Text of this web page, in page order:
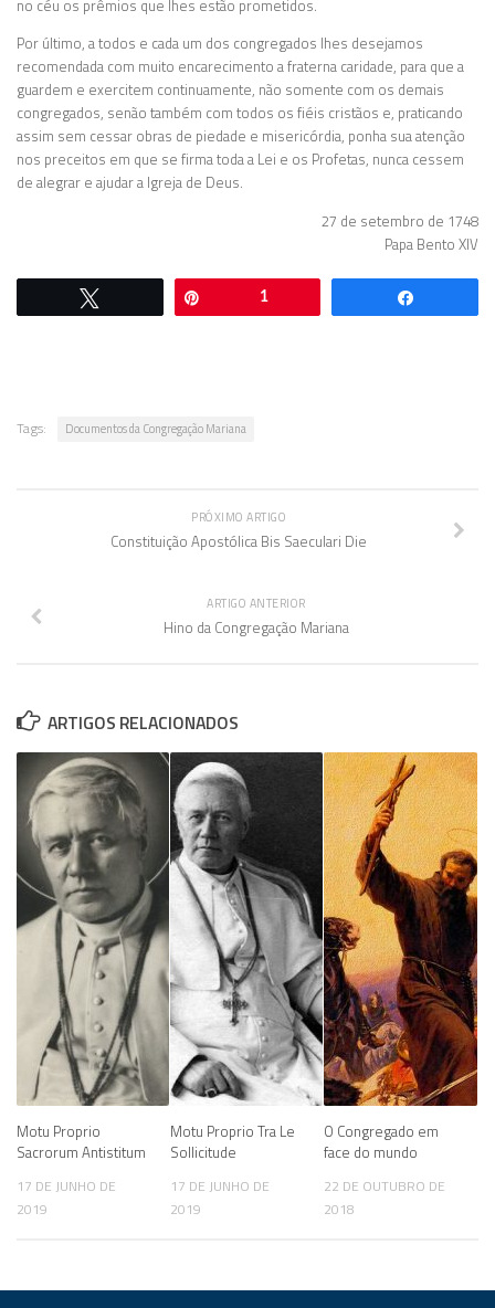
no céu os prêmios que lhes estão prometidos.
Por último, a todos e cada um dos congregados lhes desejamos
recomendada com muito encarecimento a fraterna caridade, para que a
guardem e exercitem continuamente, não somente com os demais
congregados, senão também com todos os fiéis cristãos e, praticando
assim sem cessar obras de piedade e misericórdia, ponha sua atenção
nos preceitos em que se firma toda a Lei e os Profetas, nunca cessem
de alegrar e ajudar a Igreja de Deus.
27 de setembro de 1748
Papa Bento XIV
1
Tags: Documentos da Congregação Mariana
PRÓXIMO ARTIGO
Constituição Apostólica Bis Saeculari Die
ARTIGO ANTERIOR
Hino da Congregação Mariana
ARTIGOS RELACIONADOS
Motu Proprio
Sacrorum Antistitum
17 DE JUNHO DE
2019
Motu Proprio Tra Le
Sollicitude
17 DE JUNHO DE
2019
O Congregado em
face do mundo
22 DE OUTUBRO DE
2018